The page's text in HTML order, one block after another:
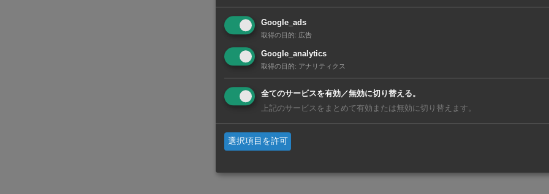
「熱さまシート」は特に海外で新型コロナウイルス禍をきっかけに使用の
み、今後も需要拡大が見込まれる。現在は日本と中国で生産しており、中
設中。東南アジアでの地産地消による安定供給を目的に、タイで工場を新
工場運営の現地法人、小林製薬マニュファクチャリング（タイランド）を
に設立した。資本金は4億6000万バーツ。工場の敷地面積は1万2000平方
屋面積は5000平方メートルで、年産能力は約1億枚とする。将来は、他品
Google_ads
取得の目的: 広告
Google_analytics
取得の目的: アナリティクス
全てのサービスを有効／無効に切り替える。
上記のサービスをまとめて有効または無効に切り替えます。
選択項目を許可